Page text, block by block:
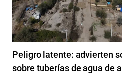
Peligro latente: advierten
sobre tuberías de agua de